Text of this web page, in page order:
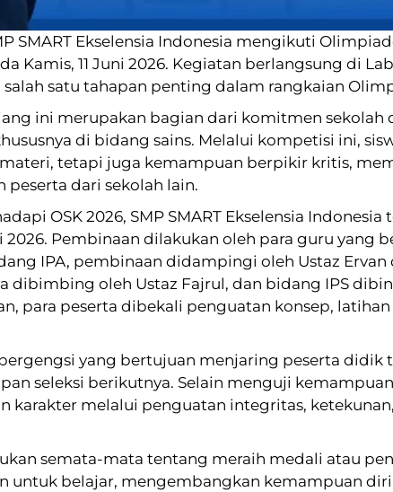
SMART Ekselensia Indonesia mengikuti
Kamis, 11 Juni 2026. Kegiatan berlangsung di
satu tahapan penting dalam rangkaian
ini merupakan bagian dari komitmen
di bidang sains. Melalui kompetisi ini,
tetapi juga kemampuan berpikir kritis,
peserta dari sekolah lain.
OSK 2026, SMP SMART Ekselensia
Pembinaan dilakukan oleh para guru yang
IPA, pembinaan didampingi oleh Ustaz Ervan
dibimbing oleh Ustaz Fajrul, dan bidang IPS
para peserta dibekali penguatan konsep, latihan
yang bertujuan menjaring peserta didik
seleksi berikutnya. Selain menguji
karakter melalui penguatan integritas,
semata-mata tentang meraih medali atau
untuk belajar, mengembangkan kemampuan